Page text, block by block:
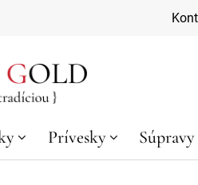
Prívesky Súpravy